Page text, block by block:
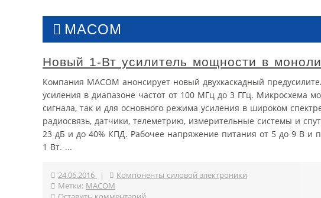
MACOM
Новый 1-Вт усилитель мощности в
Компания MACOM анонсирует новый двухкаскадный
усиления в диапазоне частот от 100 МГц до 3 ГГц. Микросхема
сигнала, так и для основного режима усиления в широком
радиосвязь, датчики, телеметрию, измерительные системы и
23 дБ и до 40% КПД. Рабочее напряжение питания от 5 до 9 В
1 Вт. ...
24.06.2016 |
Компоненты силовой электроники
Метки: MACOM